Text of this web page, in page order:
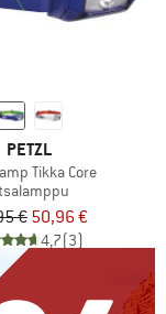
PETZL
Tikka Core
€ 50,96 €
4,7(3)